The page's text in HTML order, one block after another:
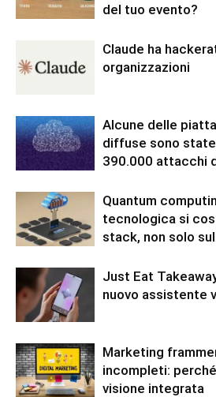
del tuo evento?
Claude ha
organizzazioni
Alcune delle
diffuse sono
390.000 attacchi
Quantum
tecnologica si
stack, non solo
Just Eat
nuovo assistente
Marketing
incompleti:
visione integrata